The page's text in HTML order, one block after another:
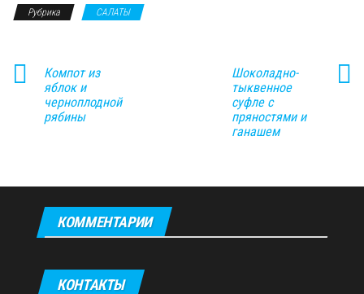
Рубрика САЛАТЫ
Компот из
яблок и
черноплодной
рябины
Шоколадно-
тыквенное
суфле с
пряностями и
ганашем
КОММЕНТАРИИ
КОНТАКТЫ